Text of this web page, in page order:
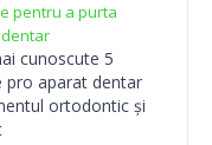
pentru a purta
cunoscute 5
pro aparat dentar
ortodontic și